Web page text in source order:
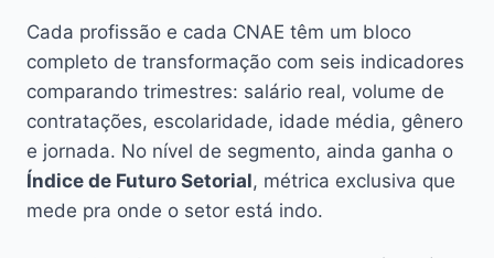
Cada profissão e cada CNAE têm um bloco
completo de transformação com seis indicadores
comparando trimestres: salário real, volume de
contratações, escolaridade, idade média, gênero
e jornada. No nível de segmento, ainda ganha o
Índice de Futuro Setorial, métrica exclusiva que
mede pra onde o setor está indo.